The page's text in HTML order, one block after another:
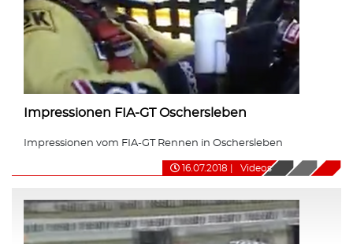
Impressionen FIA-GT Oschersleben
Impressionen vom FIA-GT Rennen in Oschersleben
16.07.2018 Videos